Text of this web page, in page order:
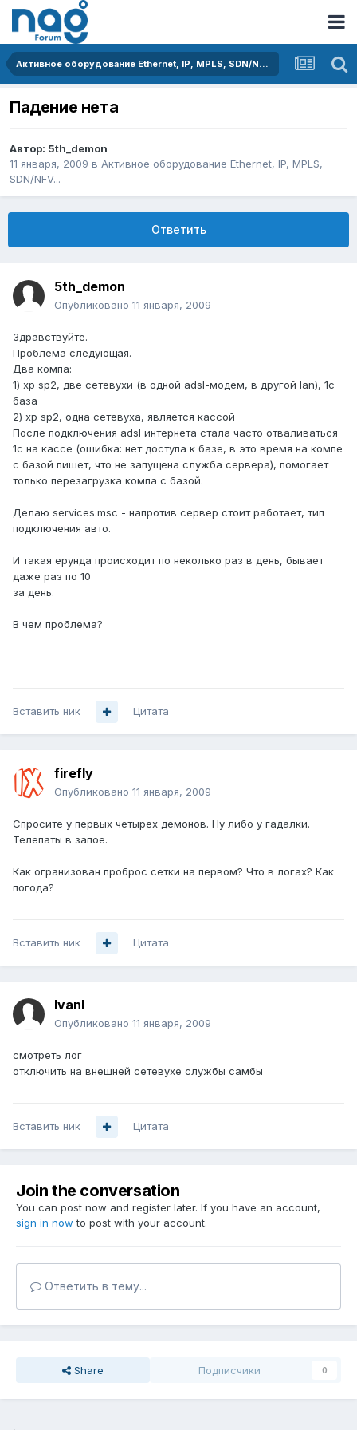
Активное оборудование Ethernet, IP, MPLS, SDN/NFV...
Падение нета
Автор: 5th_demon
11 января, 2009 в Активное оборудование Ethernet, IP, MPLS,
SDN/NFV...
Ответить
5th_demon
Опубликовано 11 января, 2009
Здравствуйте.
Проблема следующая.
Два компа:
1) xp sp2, две сетевухи (в одной adsl-модем, в другой lan), 1с
база
2) xp sp2, одна сетевуха, является кассой
После подключения adsl интернета стала часто отваливаться
1с на кассе (ошибка: нет доступа к базе, в это время на компе
с базой пишет, что не запущена служба сервера), помогает
только перезагрузка компа с базой.
Делаю services.msc - напротив сервер стоит работает, тип
подключения авто.
И такая ерунда происходит по неколько раз в день, бывает
даже раз по 10
за день.
В чем проблема?
Вставить ник Цитата
firefly
Опубликовано 11 января, 2009
Спросите у первых четырех демонов. Ну либо у гадалки.
Телепаты в запое.
Как огранизован проброс сетки на первом? Что в логах? Как
погода?
Вставить ник Цитата
IvanI
Опубликовано 11 января, 2009
смотреть лог
отключить на внешней сетевухе службы самбы
Вставить ник Цитата
Join the conversation
You can post now and register later. If you have an account,
sign in now to post with your account.
Ответить в тему...
Share Подписчики 0